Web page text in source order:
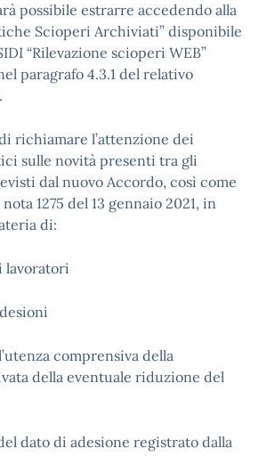
possibile estrarre accedendo alla
Scioperi Archiviati” disponibile
“Rilevazione scioperi WEB”
paragrafo 4.3.1 del relativo
richiamare l’attenzione dei
sulle novità presenti tra gli
dal nuovo Accordo, così come
1275 del 13 gennaio 2021, in
di:
lavoratori
comprensiva della
della eventuale riduzione del
dato di adesione registrato dalla